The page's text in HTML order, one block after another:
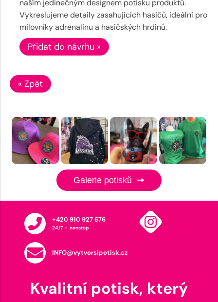
naším jedinečným designem potisku produktů.
Vykreslujeme detaily zasahujících hasičů, ideální pro
milovníky adrenalinu a hasičských hrdinů.
Přidat do návrhu »
« Zpět
Galerie potisků
+420 910 927 676
24/7 - nonstop
INFO@vytvorsipotisk.cz
Kvalitní potisk, který